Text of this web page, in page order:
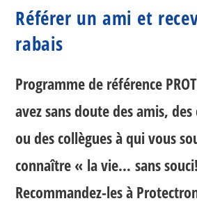
Référer un ami et
rabais
Programme de référence
avez sans doute des amis, des
ou des collègues à qui vous
connaître « la vie… sans
Recommandez-les à